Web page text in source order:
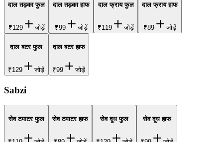
दाल तड़का फुल
₹129 जोड़ें
दाल तड़का हाफ
₹99 जोड़ें
दाल फ्राय फुल
₹119 जोड़ें
दाल फ्राय हाफ
₹89 जोड़ें
दाल बटर फुल
₹129 जोड़ें
दाल बटर हाफ
₹99 जोड़ें
Sabzi
सेव टमाटर फुल सेव टमाटर हाफ सेव दूध फुल सेव दूध हाफ